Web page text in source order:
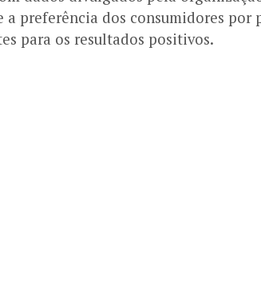
a preferência dos consumidores
para os resultados positivos.